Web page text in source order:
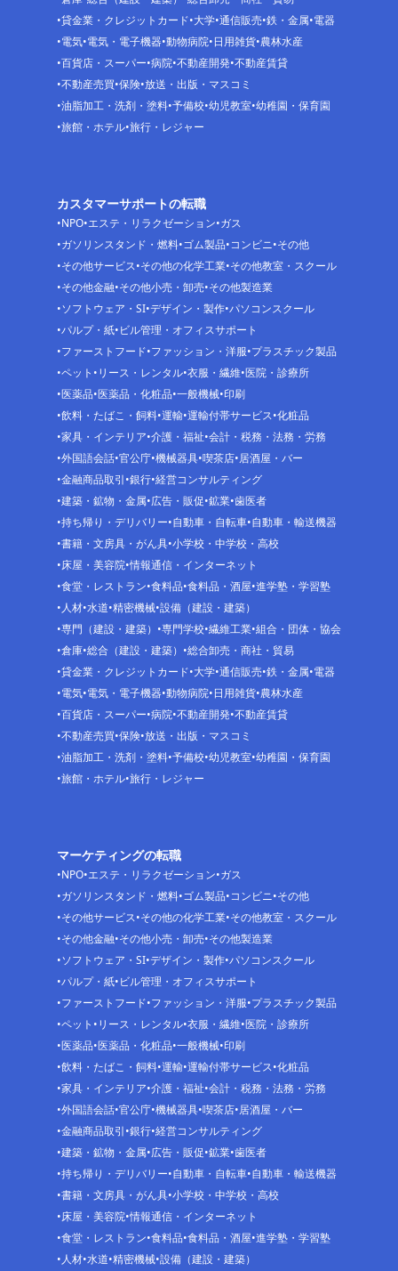
貸金業・クレジットカード 大学 通信販売 鉄・金属 電器
電気 電気・電子機器 動物病院 日用雑貨 農林水産
百貨店・スーパー 病院 不動産開発 不動産賃貸
不動産売買 保険 放送・出版・マスコミ
油脂加工・洗剤・塗料 予備校 幼児教室 幼稚園・保育園
旅館・ホテル 旅行・レジャー
カスタマーサポートの転職
NPO エステ・リラクゼーション ガス
ガソリンスタンド・燃料 ゴム製品 コンビニ その他
その他サービス その他の化学工業 その他教室・スクール
その他金融 その他小売・卸売 その他製造業
ソフトウェア・SI デザイン・製作 パソコンスクール
パルプ・紙 ビル管理・オフィスサポート
ファーストフード ファッション・洋服 プラスチック製品
ペット リース・レンタル 衣服・繊維 医院・診療所
医薬品 医薬品・化粧品 一般機械 印刷
飲料・たばこ・飼料 運輸 運輸付帯サービス 化粧品
家具・インテリア 介護・福祉 会計・税務・法務・労務
外国語会話 官公庁 機械器具 喫茶店 居酒屋・バー
金融商品取引 銀行 経営コンサルティング
建築・鉱物・金属 広告・販促 鉱業 歯医者
持ち帰り・デリバリー 自動車・自転車 自動車・輸送機器
書籍・文房具・がん具 小学校・中学校・高校
床屋・美容院 情報通信・インターネット
食堂・レストラン 食料品 食料品・酒屋 進学塾・学習塾
人材 水道 精密機械 設備（建設・建築）
専門（建設・建築）
専門学校 繊維工業 組合・団体・協会
倉庫 総合（建設・建築）
総合卸売・商社・貿易
貸金業・クレジットカード 大学 通信販売 鉄・金属 電器
電気 電気・電子機器 動物病院 日用雑貨 農林水産
百貨店・スーパー 病院 不動産開発 不動産賃貸
不動産売買 保険 放送・出版・マスコミ
油脂加工・洗剤・塗料 予備校 幼児教室 幼稚園・保育園
旅館・ホテル 旅行・レジャー
マーケティングの転職
NPO エステ・リラクゼーション ガス
ガソリンスタンド・燃料 ゴム製品 コンビニ その他
その他サービス その他の化学工業 その他教室・スクール
その他金融 その他小売・卸売 その他製造業
ソフトウェア・SI デザイン・製作 パソコンスクール
パルプ・紙 ビル管理・オフィスサポート
ファーストフード ファッション・洋服 プラスチック製品
ペット リース・レンタル 衣服・繊維 医院・診療所
医薬品 医薬品・化粧品 一般機械 印刷
飲料・たばこ・飼料 運輸 運輸付帯サービス 化粧品
家具・インテリア 介護・福祉 会計・税務・法務・労務
外国語会話 官公庁 機械器具 喫茶店 居酒屋・バー
金融商品取引 銀行 経営コンサルティング
建築・鉱物・金属 広告・販促 鉱業 歯医者
持ち帰り・デリバリー 自動車・自転車 自動車・輸送機器
書籍・文房具・がん具 小学校・中学校・高校
床屋・美容院 情報通信・インターネット
食堂・レストラン 食料品 食料品・酒屋 進学塾・学習塾
人材 水道 精密機械 設備（建設・建築）